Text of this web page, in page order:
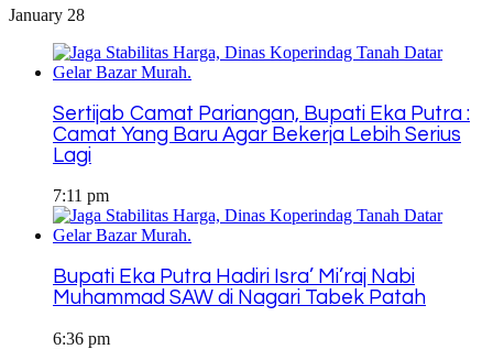
January 28
Sertijab Camat Pariangan, Bupati Eka Putra :
Camat Yang Baru Agar Bekerja Lebih Serius
Lagi
7:11 pm
Bupati Eka Putra Hadiri Isra’ Mi’raj Nabi
Muhammad SAW di Nagari Tabek Patah
6:36 pm